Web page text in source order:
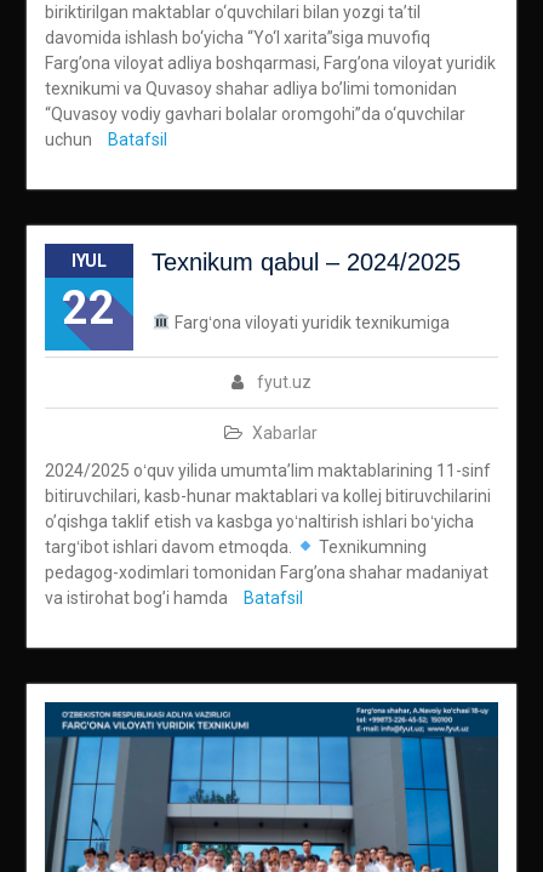
biriktirilgan maktablar o‘quvchilari bilan yozgi ta’til
davomida ishlash bo‘yicha “Yo‘l xarita”siga muvofiq
Farg’ona viloyat adliya boshqarmasi, Farg’ona viloyat yuridik
texnikumi va Quvasoy shahar adliya bo’limi tomonidan
“Quvasoy vodiy gavhari bolalar oromgohi”da o‘quvchilаr
uchun
Batafsil
IYUL
22
Texnikum qabul – 2024/2025
fyut.uz
Xabarlar
Fargʻona viloyati yuridik texnikumiga
2024/2025 oʻquv yilida umumta’lim maktablarining 11-sinf
bitiruvchilari, kasb-hunar maktablari va kollej bitiruvchilarini
o’qishga taklif etish va kasbga yoʻnaltirish ishlari boʻyicha
targʻibot ishlari davom etmoqda.
Texnikumning
pedagog-xodimlari tomonidan Farg’ona shahar madaniyat
va istirohat bog’i hamda
Batafsil